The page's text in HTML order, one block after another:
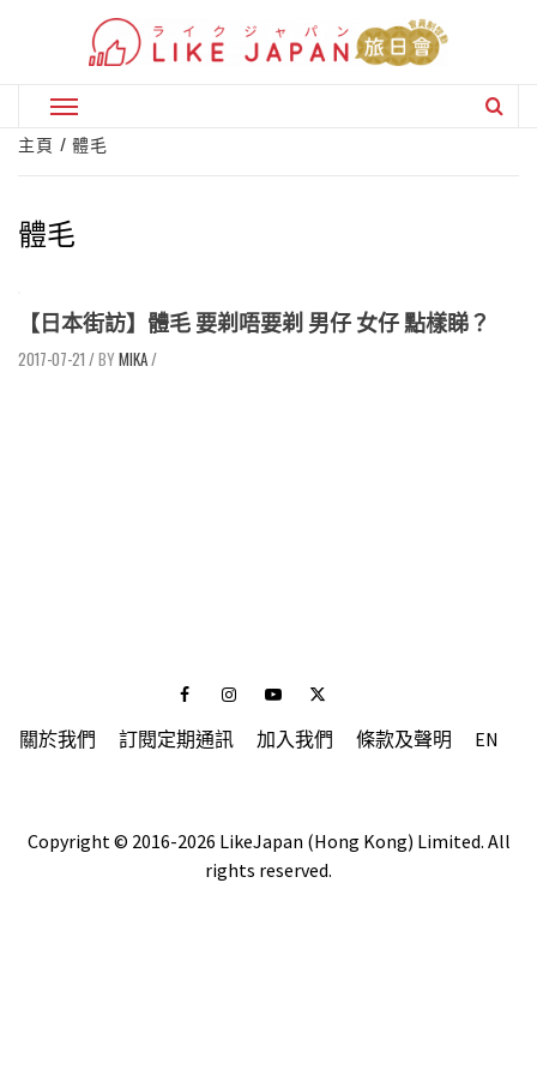
Primary
Menu
主頁 體毛
體毛
【日本街訪】體毛 要剃唔要剃 男仔 女仔 點樣睇？
2017-07-21 / MIKA/
FacebookInstagramYoutubeTwitter
關於我們 訂閱定期通訊 加入我們 條款及聲明 EN
Copyright © 2016-2026 LikeJapan (Hong Kong) Limited. All
rights reserved.